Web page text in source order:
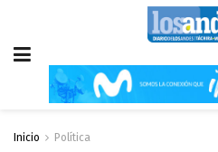
Inicio Política